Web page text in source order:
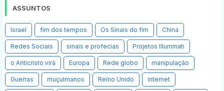
ASSUNTOS
Israel fim dos tempos Os Sinais do fim China
Redes Sociais sinais e profecias Projetos Illuminati
o Anticristo virá Europa Rede globo manipulação
Guerras muçulmanos Reino Unido internet